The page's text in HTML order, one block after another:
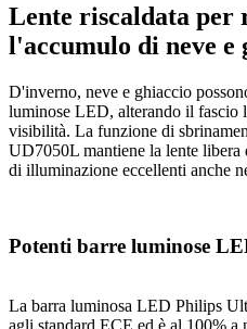
Lente riscaldata per
l'accumulo di neve e
D'inverno, neve e ghiaccio
luminose LED, alterando il fascio
visibilità. La funzione di
UD7050L mantiene la lente libera
di illuminazione eccellenti anche
Potenti barre luminose
La barra luminosa LED Philips
agli standard ECE ed è al 100%